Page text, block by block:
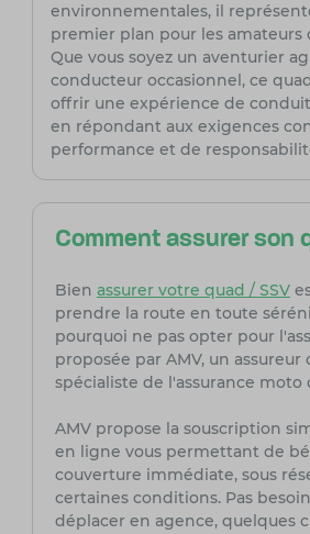
environnementales, il
premier plan pour les amateurs
Que vous soyez un aventurier
conducteur occasionnel, ce
offrir une expérience de
en répondant aux exigences
performance et de
Comment assurer son
Bien assurer votre quad / SSV
prendre la route en toute
pourquoi ne pas opter pour
proposée par AMV, un
spécialiste de l'assurance moto
AMV propose la souscription
en ligne vous permettant de
couverture immédiate, sous
certaines conditions. Pas
déplacer en agence, quelques